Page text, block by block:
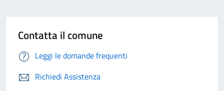
Contatta il comune
Leggi le domande frequenti
Richiedi Assistenza